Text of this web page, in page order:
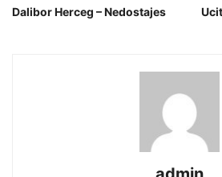
Dalibor Herceg – Nedostajes